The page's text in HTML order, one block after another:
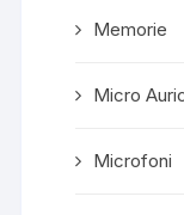
Memorie
Micro
Microfoni